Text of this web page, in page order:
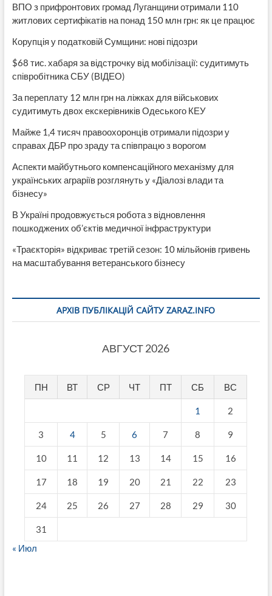
ВПО з прифронтових громад Луганщини отримали 110
житлових сертифікатів на понад 150 млн грн: як це працює
Корупція у податковій Сумщини: нові підозри
$68 тис. хабаря за відстрочку від мобілізації: судитимуть
співробітника СБУ (ВІДЕО)
За переплату 12 млн грн на ліжках для військових
судитимуть двох екскерівників Одеського КЕУ
Майже 1,4 тисяч правоохоронців отримали підозри у
справах ДБР про зраду та співпрацю з ворогом
Аспекти майбутнього компенсаційного механізму для
українських аграріїв розглянуть у «Діалозі влади та
бізнесу»
В Україні продовжується робота з відновлення
пошкоджених об’єктів медичної інфраструктури
«Траєкторія» відкриває третій сезон: 10 мільйонів гривень
на масштабування ветеранського бізнесу
АРХІВ ПУБЛІКАЦІЙ САЙТУ ZARAZ.INFO
АВГУСТ 2026
ПН ВТ СР ЧТ ПТ СБ ВС
1 2
3 4 5 6 7 8 9
10 11 12 13 14 15 16
17 18 19 20 21 22 23
24 25 26 27 28 29 30
31
« Июл